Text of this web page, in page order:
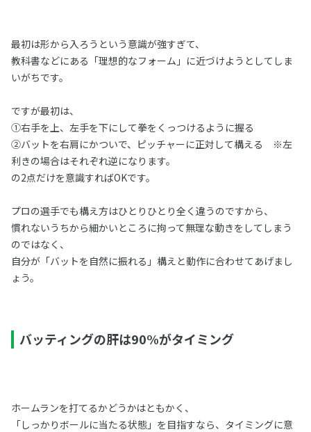
最初は形から入ろうという意識が強すぎて、
教科書などにある「理想的なフォーム」に近づけようとしてしま
いがちです。
ですが最初は、
①右手を上、左手を下にして拳をくっつけるように握る
②バットを右肩にかついで、ピッチャーに正対して構える ※左
利きの場合はそれぞれ逆になります。
の2点だけを意識すればOKです。
プロの選手でも構え方はひとりひとり全く違うのですから、
慣れないうちから細かいところに拘って無理な動きをしてしまう
のではなく、
自分が「バットを自然に振れる」構えと動作に合わせてあげまし
ょう。
バッティングの肝は90%がタイミング
ホームランを打てるかどうかはともかく、
「しっかりボールに当たる状態」を目指すなら、タイミングに意